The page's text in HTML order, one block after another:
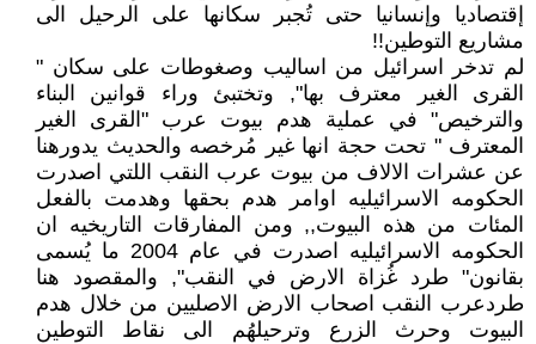
إقتصاديا وإنسانيا حتى تُجبر سكانها على الرحيل الى
مشاريع التوطين!!
لم تدخر اسرائيل من اساليب وصغوطات على سكان "
القرى الغير معترف بها", وتختبئ وراء قوانين البناء
والترخيص" في عملية هدم بيوت عرب "القرى الغير
المعترف " تحت حجة انها غير مُرخصه والحديث يدورهنا
عن عشرات الالاف من بيوت عرب النقب اللتي اصدرت
الحكومه الاسرائيليه اوامر هدم بحقها وهدمت بالفعل
المئات من هذه البيوت,, ومن المفارقات التاريخيه ان
الحكومه الاسرائيليه اصدرت في عام 2004 ما يُسمى
بقانون" طرد غُزاة الارض في النقب", والمقصود هنا
طردعرب النقب اصحاب الارض الاصليين من خلال هدم
البيوت وحرث الزرع وترحيلهُم الى نقاط التوطين